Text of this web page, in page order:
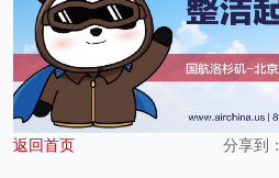
返回首页 分享到：